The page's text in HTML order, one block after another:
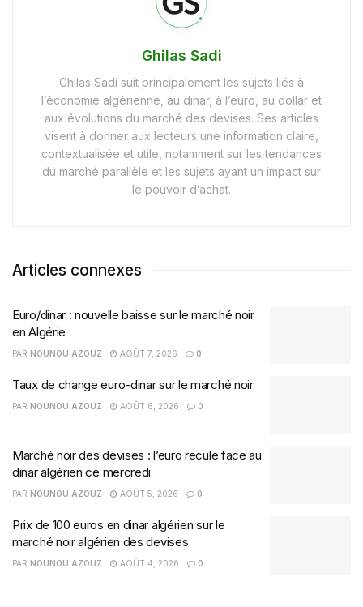
Ghilas Sadi
Ghilas Sadi suit principalement les sujets liés à
l’économie algérienne, au dinar, à l’euro, au dollar et
aux évolutions du marché des devises. Ses articles
visent à donner aux lecteurs une information claire,
contextualisée et utile, notamment sur les tendances
du marché parallèle et les sujets ayant un impact sur
le pouvoir d’achat.
Articles connexes
Euro/dinar : nouvelle baisse sur le marché noir
en Algérie
PAR NOUNOU AZOUZ AOÛT 7, 2026 0
Taux de change euro-dinar sur le marché noir
PAR NOUNOU AZOUZ AOÛT 6, 2026 0
Marché noir des devises : l’euro recule face au
dinar algérien ce mercredi
PAR NOUNOU AZOUZ AOÛT 5, 2026 0
Prix de 100 euros en dinar algérien sur le
marché noir algérien des devises
PAR NOUNOU AZOUZ AOÛT 4, 2026 0